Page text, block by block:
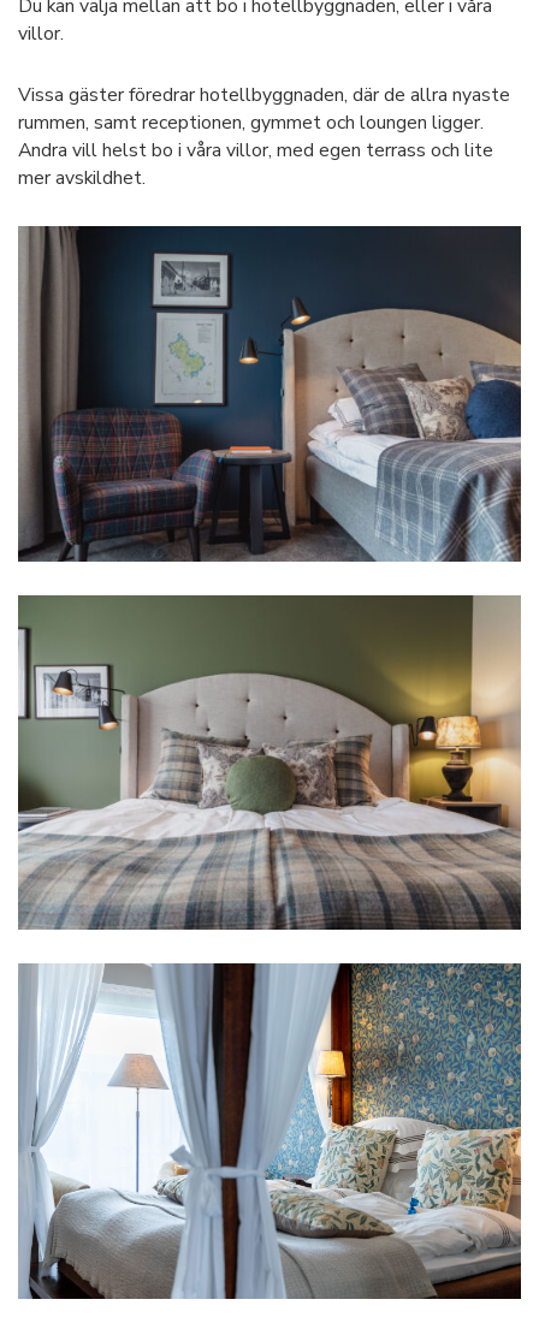
Du kan välja mellan att bo i hotellbyggnaden, eller i våra
villor.
Vissa gäster föredrar hotellbyggnaden, där de allra nyaste
rummen, samt receptionen, gymmet och loungen ligger.
Andra vill helst bo i våra villor, med egen terrass och lite
mer avskildhet.